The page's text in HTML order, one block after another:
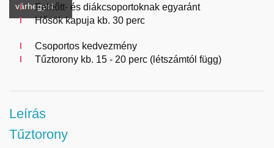
várhegyet.Felnőtt- és diákcsoportoknak egyaránt
Hősök kapuja kb. 30 perc
Csoportos kedvezmény
Tűztorony kb. 15 - 20 perc (létszámtól függ)
Leírás
Tűztorony